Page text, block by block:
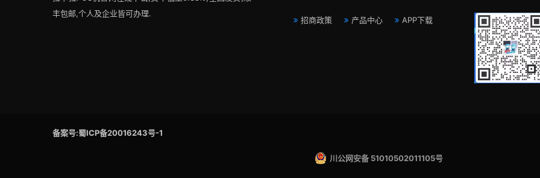
丰包邮,个人及企业皆可办理.
招商政策 产品中心 APP下载
备案号:蜀ICP备20016243号-1
川公网安备 51010502011105号